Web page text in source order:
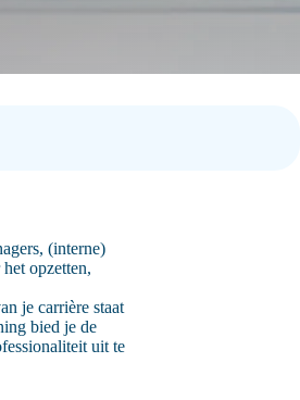
(interne)
opzetten,
je carrière staat
bied je de
uit te